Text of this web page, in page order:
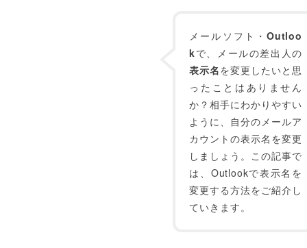
メールソフト・ Outloo
kで、メールの差出人の
表示名を変更したいと思
ったことはありません
か？相手にわかりやすい
ように、自分のメールア
カウントの表示名を変更
しましょう。この記事で
は、Outlookで表示名を
変更する方法をご紹介し
ていきます。